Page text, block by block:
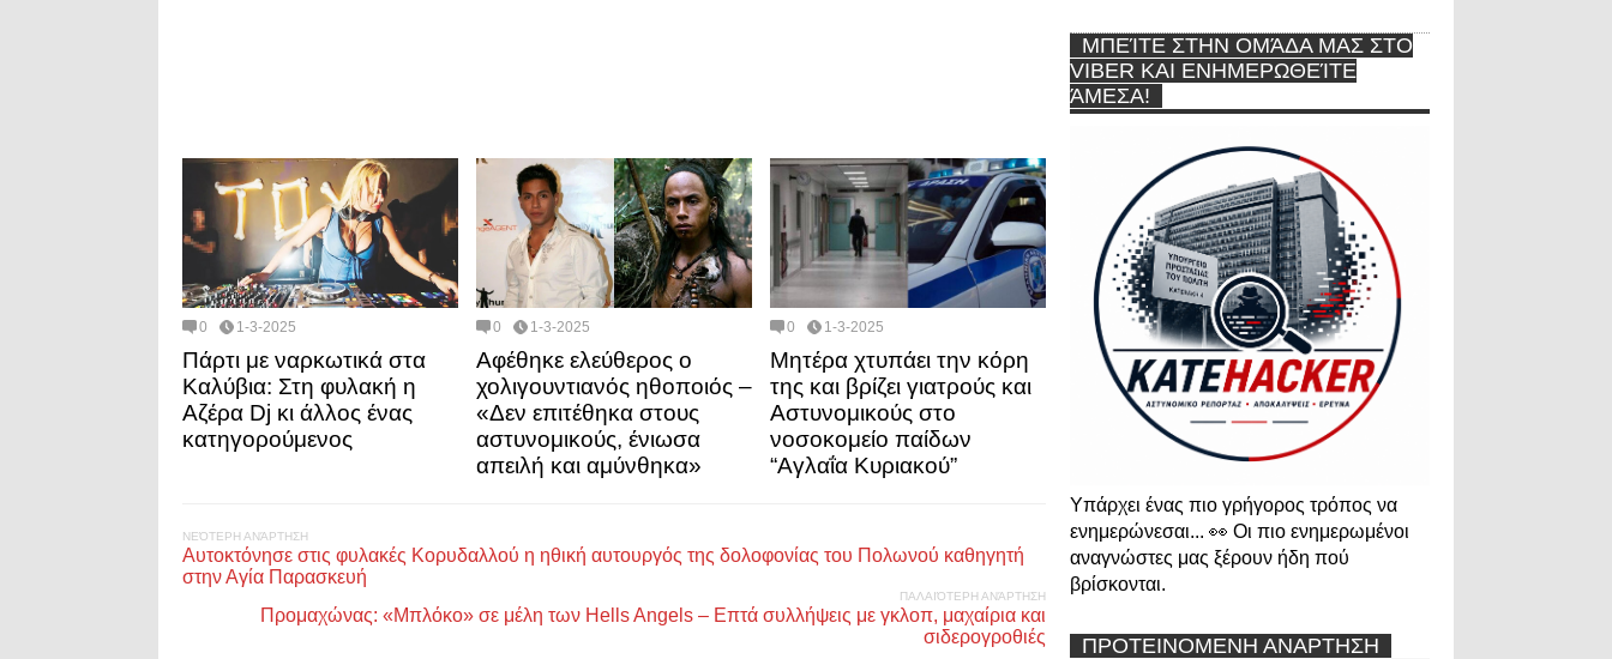
0 1-3-2025
Πάρτι με ναρκωτικά στα
Καλύβια: Στη φυλακή η
Αζέρα Dj κι άλλος ένας
κατηγορούμενος
0 1-3-2025
Αφέθηκε ελεύθερος ο
χολιγουντιανός ηθοποιός –
«Δεν επιτέθηκα στους
αστυνομικούς, ένιωσα
απειλή και αμύνθηκα»
0 1-3-2025
Μητέρα χτυπάει την κόρη
της και βρίζει γιατρούς και
Αστυνομικούς στο
νοσοκομείο παίδων
“Αγλαΐα Κυριακού”
ΝΕΌΤΕΡΗ ΑΝΆΡΤΗΣΗ
Αυτοκτόνησε στις φυλακές Κορυδαλλού η ηθική αυτουργός της δολοφονίας του Πολωνού καθηγητή
στην Αγία Παρασκευή
ΠΑΛΑΙΌΤΕΡΗ ΑΝΆΡΤΗΣΗ
Προμαχώνας: «Μπλόκο» σε μέλη των Hells Angels – Επτά συλλήψεις με γκλοπ, μαχαίρια και
σιδερογροθιές
ΜΠΕΊΤΕ ΣΤΗΝ ΟΜΆΔΑ ΜΑΣ ΣΤΟ
VIBER ΚΑΙ ΕΝΗΜΕΡΩΘΕΊΤΕ
ΆΜΕΣΑ!
Υπάρχει ένας πιο γρήγορος τρόπος να
ενημερώνεσαι... 👀 Οι πιο ενημερωμένοι
αναγνώστες μας ξέρουν ήδη πού
βρίσκονται.
ΠΡΟΤΕΙΝΟΜΕΝΗ ΑΝΑΡΤΗΣΗ